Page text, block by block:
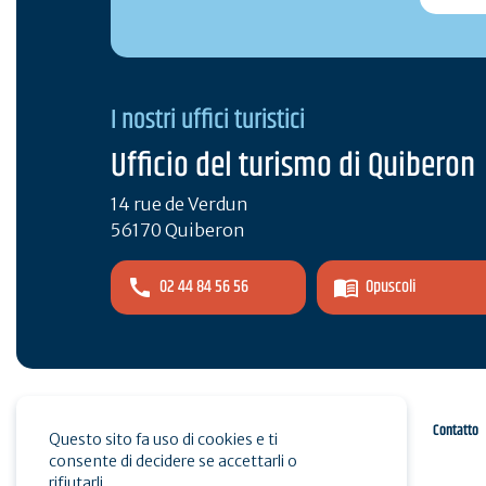
I nostri uffici turistici
Ufficio del turismo di Quiberon
14 rue de Verdun
56170 Quiberon
02 44 84 56 56 Opuscoli
Spazio pro Stampa Contatto
Questo sito fa uso di cookies e ti
consente di decidere se accettarli o